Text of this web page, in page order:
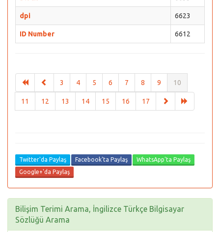
dpi 6623
ID Number 6612
3 4 5 6 7 8 9 10
11 12 13 14 15 16 17
Twitter'da Paylaş Facebook'ta Paylaş
WhatsApp'ta Paylaş
Google+'da Paylaş
Bilişim Terimi Arama, İngilizce Türkçe Bilgisayar
Sözlüğü Arama